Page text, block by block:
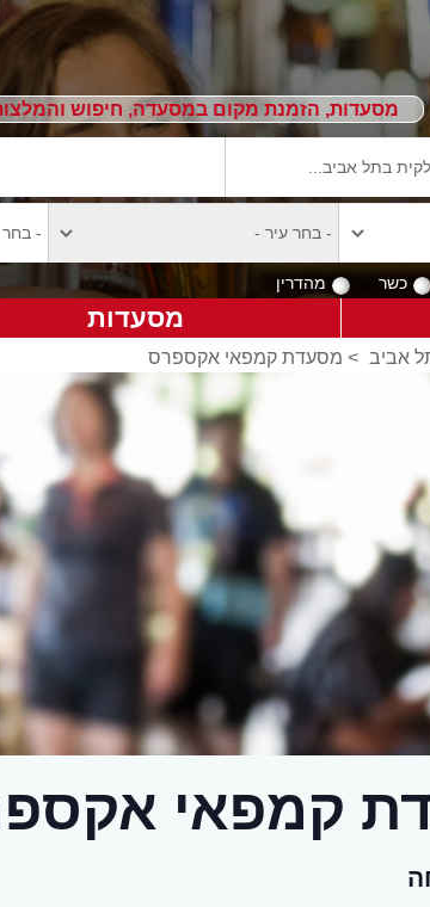
מסעדות, הזמנת מקום במסעדה, חיפוש
כשר מהדרין
מסעדות
אביב > מסעדת קמפאי אקספרס
קמפאי